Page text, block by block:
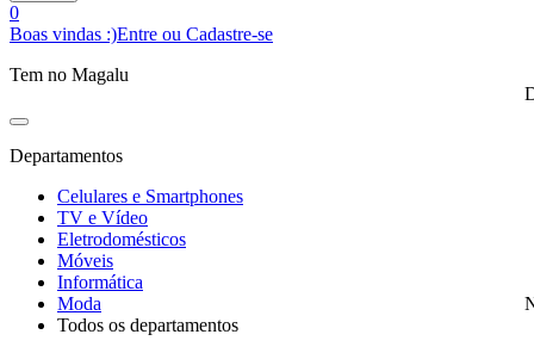
0
Boas vindas :)Entre ou Cadastre-se
Tem no Magalu
Departamentos
Celulares e Smartphones
TV e Vídeo
Eletrodomésticos
Móveis
Informática
Moda
Todos os departamentos